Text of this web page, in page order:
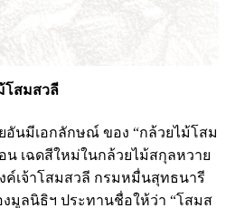
โสมสวลี
อันมีเอกลักษณ์ ของ “กล้วยไม้โสม
เฉดสีใหม่ในกล้วยไม้สกุลหวาย
ค์เจ้าโสมสวลี กรมหมื่นสุทธนารี
มูลนิธิฯ ประทานชื่อให้ว่า “โสมส